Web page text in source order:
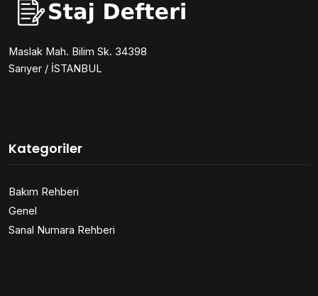
Maslak Mah. Bilim Sk. 34398
Sarıyer / İSTANBUL
Kategoriler
Bakım Rehberi
Genel
Sanal Numara Rehberi